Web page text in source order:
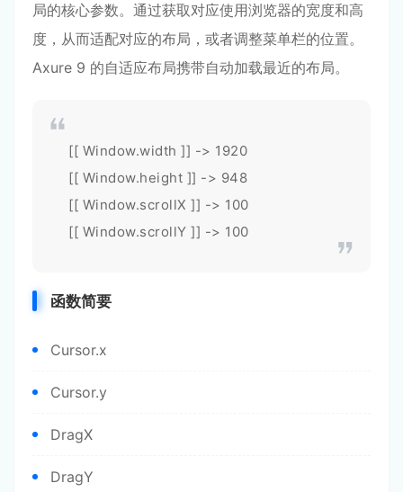
局的核心参数。通过获取对应使用浏览器的宽度和高
度，从而适配对应的布局，或者调整菜单栏的位置。
Axure 9 的自适应布局携带自动加载最近的布局。
[[ Window.width ]] -> 1920
[[ Window.height ]] -> 948
[[ Window.scrollX ]] -> 100
[[ Window.scrollY ]] -> 100
函数简要
Cursor.x
Cursor.y
DragX
DragY